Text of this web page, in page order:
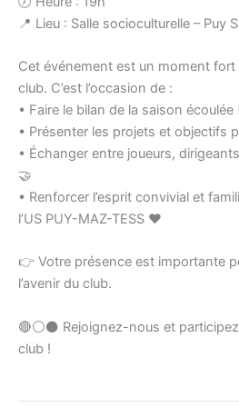
📍 Lieu : Salle socioculturelle – Puy
Cet événement est un moment
club. C’est l’occasion de :
• Faire le bilan de la saison écoulée
• Présenter les projets et objectifs
• Échanger entre joueurs,
🤝
• Renforcer l’esprit convivial et
l’US PUY-MAZ-TESS ❤
👉 Votre présence est importante
l’avenir du club.
🔴⚪⚫ Rejoignez-nous et
club !